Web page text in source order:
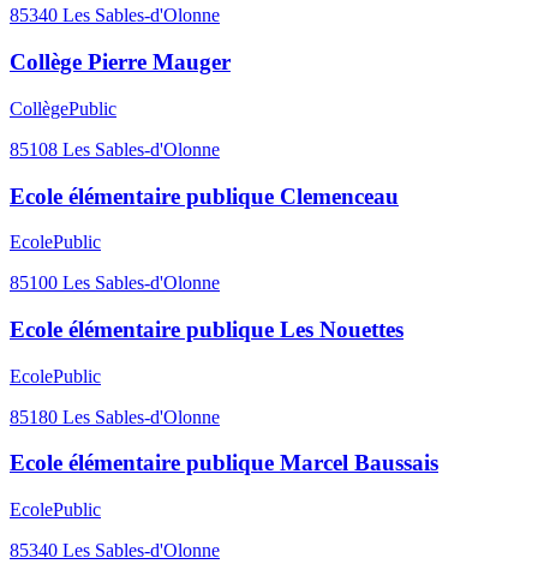
85340 Les Sables-d'Olonne
Collège Pierre Mauger
CollègePublic
85108 Les Sables-d'Olonne
Ecole élémentaire publique Clemenceau
EcolePublic
85100 Les Sables-d'Olonne
Ecole élémentaire publique Les Nouettes
EcolePublic
85180 Les Sables-d'Olonne
Ecole élémentaire publique Marcel Baussais
EcolePublic
85340 Les Sables-d'Olonne